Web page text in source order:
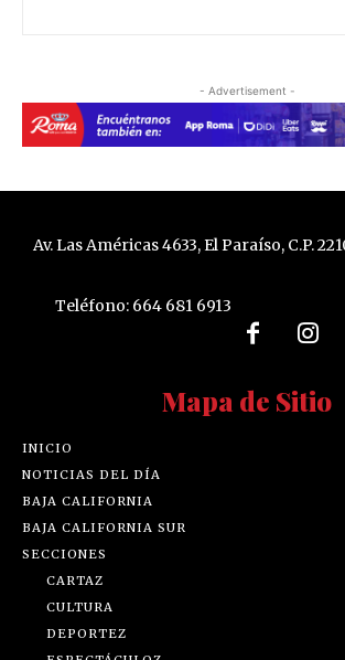
- Advertisement -
Av. Las Américas 4633, El Paraíso, C.P.
Teléfono: 664 681 6913
Mapa de Sitio
INICIO
NOTICIAS DEL DÍA
BAJA CALIFORNIA
BAJA CALIFORNIA SUR
SECCIONES
CARTAZ
CULTURA
DEPORTEZ